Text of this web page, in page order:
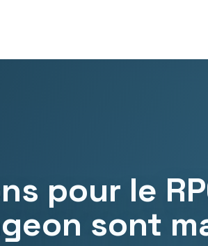
pour le
sont